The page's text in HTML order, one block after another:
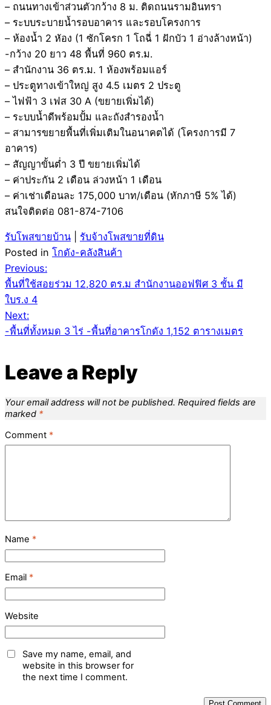
– ถนนทางเข้าส่วนตัวกว้าง 8 ม. ติดถนนรามอินทรา
– ระบบระบายน้ำรอบอาคาร และรอบโครงการ
– ห้องน้ำ 2 หัอง (1 ซักโครก 1 โถฉี่ 1 ฝักบัว 1 อ่างล้างหน้า)
-กว้าง 20 ยาว 48 พื้นที่ 960 ตร.ม.
– สำนักงาน 36 ตร.ม. 1 ห้องพร้อมแอร์
– ประตูทางเข้าใหญ่ สูง 4.5 เมตร 2 ประตู
– ไฟฟ้า 3 เฟส 30 A (ขยายเพิ่มได้)
– ระบบน้ำดีพร้อมปั้ม และถังสำรองน้ำ
– สามารขยายพื้นที่เพิ่มเติมในอนาคตได้ (โครงการมี 7
อาคาร)
– สัญญาขั้นต่ำ 3 ปี ขยายเพิ่มได้
– ค่าประกัน 2 เดือน ล่วงหน้า 1 เดือน
– ค่าเช่าเดือนละ 175,000 บาท/เดือน (หักภาษี 5% ได้)
สนใจติดต่อ 081-874-7106
รับโพสขายบ้าน
รับจ้างโพสขายที่ดิน
Posted in โกดัง-คลังสินค้า
Post
navigation
Previous:
พื้นที่ใช้สอยร่วม 12,820 ตร.ม สำนักงานออฟฟิศ 3 ชั้น มี
ใบร.ง 4
Next:
-พื้นที่ทั้งหมด 3 ไร่ -พื้นที่อาคารโกดัง 1,152 ตารางเมตร
Leave a Reply
Your email address will not be published. Required fields are
marked *
Comment *
Name *
Email *
Website
Save my name, email, and
website in this browser for
the next time I comment.